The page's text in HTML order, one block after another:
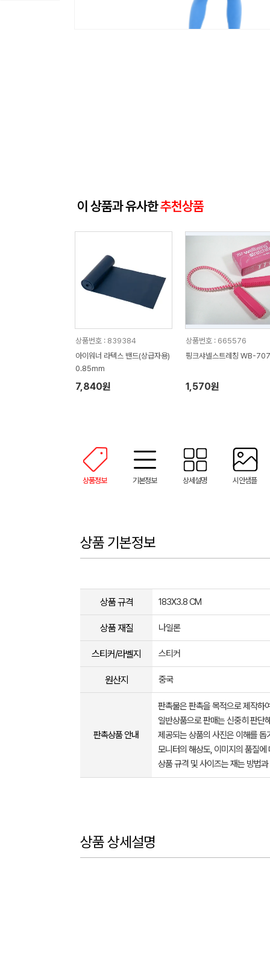
이 상품과 유사한추천상품
상품번호 : 839384
아이워너 라텍스 밴드(상급자용)
0.85mm
7,840원
상품번호 : 665576
핑크샤넬스트레칭 WB-
1,570원
상품정보 기본정보 상세설명 시안샘플
상품 기본정보
상품 규격 183X3.8 CM
상품 재질 나일론
스티커/라벨지 스티커
원산지 중국
판촉상품 안내
판촉물은 판촉을 목적으로 제작하
일반상품으로 판매는 신중히 판단
제공되는 상품의 사진은 이해를
모니터의 해상도, 이미지의 품질
상품 규격 및 사이즈는 재는 방법
상품 상세설명